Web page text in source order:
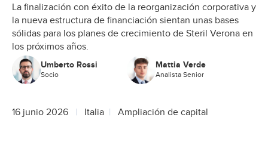
La finalización con éxito de la reorganización corporativa y
la nueva estructura de financiación sientan unas bases
sólidas para los planes de crecimiento de Steril Verona en
los próximos años.
Umberto Rossi
Socio
Mattia Verde
Analista Senior
16 junio 2026 Italia Ampliación de capital